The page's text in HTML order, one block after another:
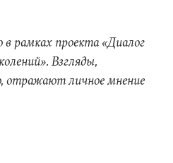
рамках проекта «Диалог
Взгляды,
отражают личное мнение